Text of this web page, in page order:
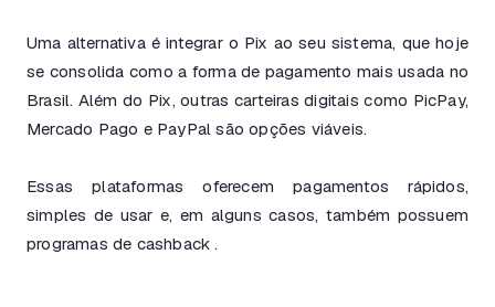
Uma alternativa é integrar o Pix ao seu sistema, que hoje
se consolida como a forma de pagamento mais usada no
Brasil. Além do Pix, outras carteiras digitais como PicPay,
Mercado Pago e PayPal são opções viáveis.
Essas plataformas oferecem pagamentos rápidos,
simples de usar e, em alguns casos, também possuem
programas de cashback .